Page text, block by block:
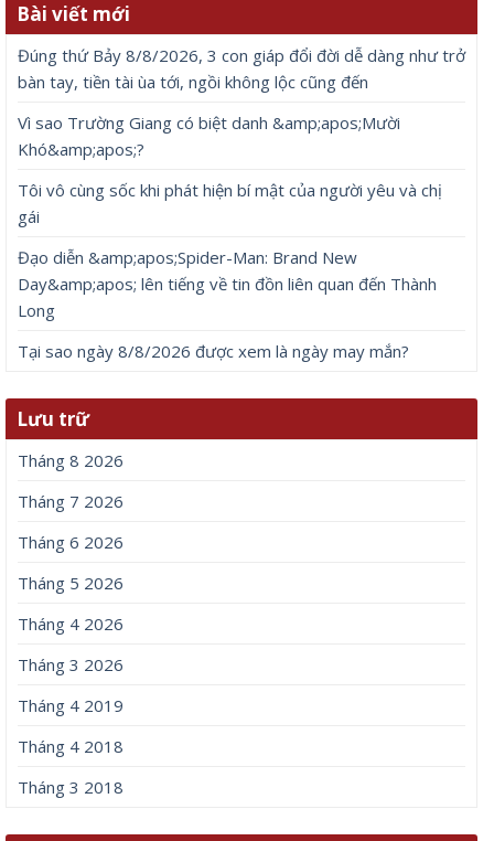
Bài viết mới
Đúng thứ Bảy 8/8/2026, 3 con giáp đổi đời dễ dàng như trở
bàn tay, tiền tài ùa tới, ngồi không lộc cũng đến
Vì sao Trường Giang có biệt danh &amp;apos;Mười
Khó&amp;apos;?
Tôi vô cùng sốc khi phát hiện bí mật của người yêu và chị
gái
Đạo diễn &amp;apos;Spider-Man: Brand New
Day&amp;apos; lên tiếng về tin đồn liên quan đến Thành
Long
Tại sao ngày 8/8/2026 được xem là ngày may mắn?
Lưu trữ
Tháng 8 2026
Tháng 7 2026
Tháng 6 2026
Tháng 5 2026
Tháng 4 2026
Tháng 3 2026
Tháng 4 2019
Tháng 4 2018
Tháng 3 2018